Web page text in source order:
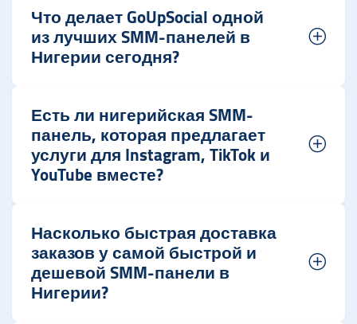
Что делает GoUpSocial одной
из лучших SMM-панелей в
Нигерии сегодня?
Есть ли нигерийская SMM-
панель, которая предлагает
услуги для Instagram, TikTok и
YouTube вместе?
Насколько быстрая доставка
заказов у самой быстрой и
дешевой SMM-панели в
Нигерии?